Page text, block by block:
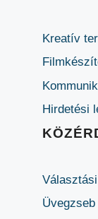
Kreatív
Hirdetési
Üvegzseb